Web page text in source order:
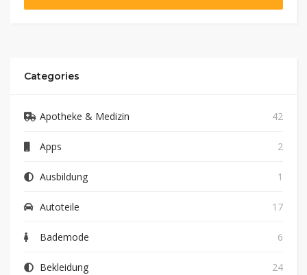
Categories
Apotheke & Medizin 42
Apps 2
Ausbildung 1
Autoteile 17
Bademode 6
Bekleidung 24